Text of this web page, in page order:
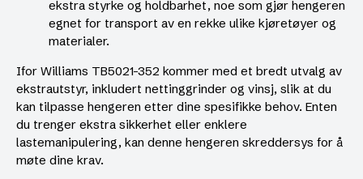
ekstra styrke og holdbarhet, noe som gjør hengeren
egnet for transport av en rekke ulike kjøretøyer og
materialer.
Ifor Williams TB5021-352 kommer med et bredt utvalg av
ekstrautstyr, inkludert nettinggrinder og vinsj, slik at du
kan tilpasse hengeren etter dine spesifikke behov. Enten
du trenger ekstra sikkerhet eller enklere
lastemanipulering, kan denne hengeren skreddersys for å
møte dine krav.